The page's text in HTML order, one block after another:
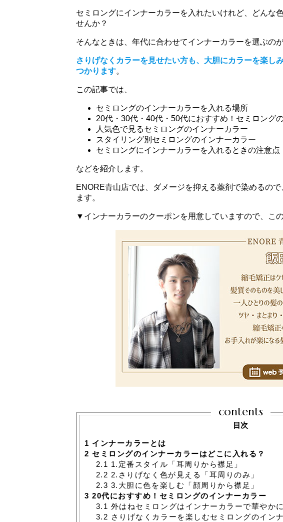
セミロングにインナーカラーを入れたいけれど、どんな
せんか？
そんなときは、年代に合わせてインナーカラーを選ぶの
さりげなくカラーを見せたい方も、大胆にカラーを楽し
つかります。
この記事では、
セミロングのインナーカラーを入れる場所
20代・30代・40代・50代におすすめ！セミロング
人気色で見るセミロングのインナーカラー
スタイリング別セミロングのインナーカラー
セミロングにインナーカラーを入れるときの注意点
などを紹介します。
ENORE青山店では、ダメージを抑える薬剤で染めるの
ます。
▼インナーカラーのクーポンを用意していますので、こ
contents
目次
1 インナーカラーとは
2 セミロングのインナーカラーはどこに入れる？
2.1 1.定番スタイル「耳周りから襟足」
2.2 2.さりげなく色が見える「耳周りのみ」
2.3 3.大胆に色を楽しむ「顔周りから襟足」
3 20代におすすめ！セミロングのインナーカラー
3.1 外はねセミロングはインナーカラーで華やかに
3.2 さりげなくカラーを楽しむセミロングのイン